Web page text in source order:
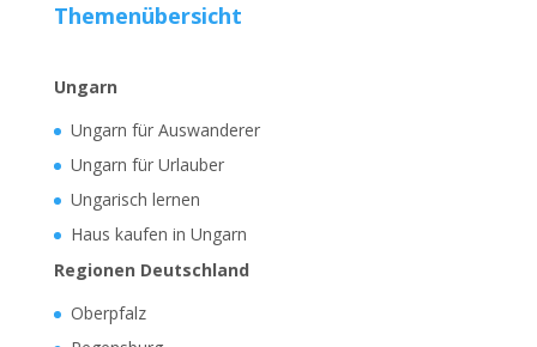
Themenübersicht
Ungarn
Ungarn für Auswanderer
Ungarn für Urlauber
Ungarisch lernen
Haus kaufen in Ungarn
Regionen Deutschland
Oberpfalz